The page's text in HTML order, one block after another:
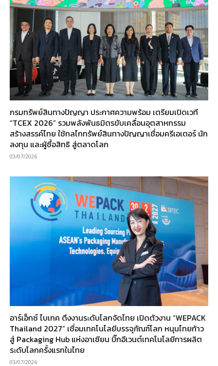
กรมทรัพย์สินทางปัญญา ประกาศความพร้อม เตรียมเปิดเวที
“TCEX 2026” รวมพลังพันธมิตรขับเคลื่อนอุตสาหกรรม
สร้างสรรค์ไทย ใช้กลไกทรัพย์สินทางปัญญาเชื่อมครีเอเตอร์ นัก
ลงทุน และผู้ซื้อสิทธิ สู่ตลาดโลก
03/07/2026
อาร์เอ็กซ์ ไบเทค ดึงงานระดับโลกจัดไทย เปิดตัวงาน “WEPACK
Thailand 2027” เชื่อมเทคโนโลยีบรรจุภัณฑ์โลก หนุนไทยก้าว
สู่ Packaging Hub แห่งอาเซียน บิ๊กอีเวนต์เทคโนโลยีการผลิต
ระดับโลกครั้งแรกในไทย
03/07/2026